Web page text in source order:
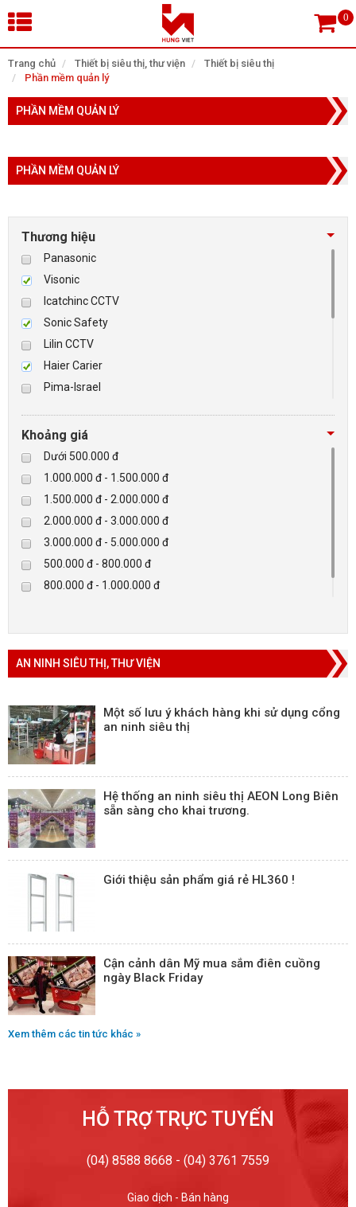
Trang chủ Thiết bị siêu thị, thư viện
Thiết bị siêu thị
Phần mềm quản lý
PHẦN MỀM QUẢN LÝ
PHẦN MỀM QUẢN LÝ
Thương hiệu
Panasonic
Visonic
Icatchinc CCTV
Sonic Safety
Lilin CCTV
Haier Carier
Pima-Israel
Checkpoint
Paradox-Canada
D-max
HIKVISON
Eguard
Khác
Rapiscan
Khoảng giá
Dưới 500.000 đ
1.000.000 đ - 1.500.000 đ
1.500.000 đ - 2.000.000 đ
2.000.000 đ - 3.000.000 đ
3.000.000 đ - 5.000.000 đ
500.000 đ - 800.000 đ
800.000 đ - 1.000.000 đ
AN NINH SIÊU THỊ, THƯ VIỆN
Một số lưu ý khách hàng khi sử dụng cổng
an ninh siêu thị
Hệ thống an ninh siêu thị AEON Long Biên
sẵn sàng cho khai trương.
Giới thiệu sản phẩm giá rẻ HL360 !
Cận cảnh dân Mỹ mua sắm điên cuồng
ngày Black Friday
Xem thêm các tin tức khác »
HỖ TRỢ TRỰC TUYẾN
(04) 8588 8668 - (04) 3761 7559
Giao dịch - Bán hàng
×
Tìm theo danh mục
TRANG CHỦ
THIẾT BỊ SIÊU THỊ, THƯ VIỆN
CAMERA GIÁM SÁT
BÁO ĐỘNG, BÁO CHÁY
NHÀ THÔNG MINH
LIÊN HỆ